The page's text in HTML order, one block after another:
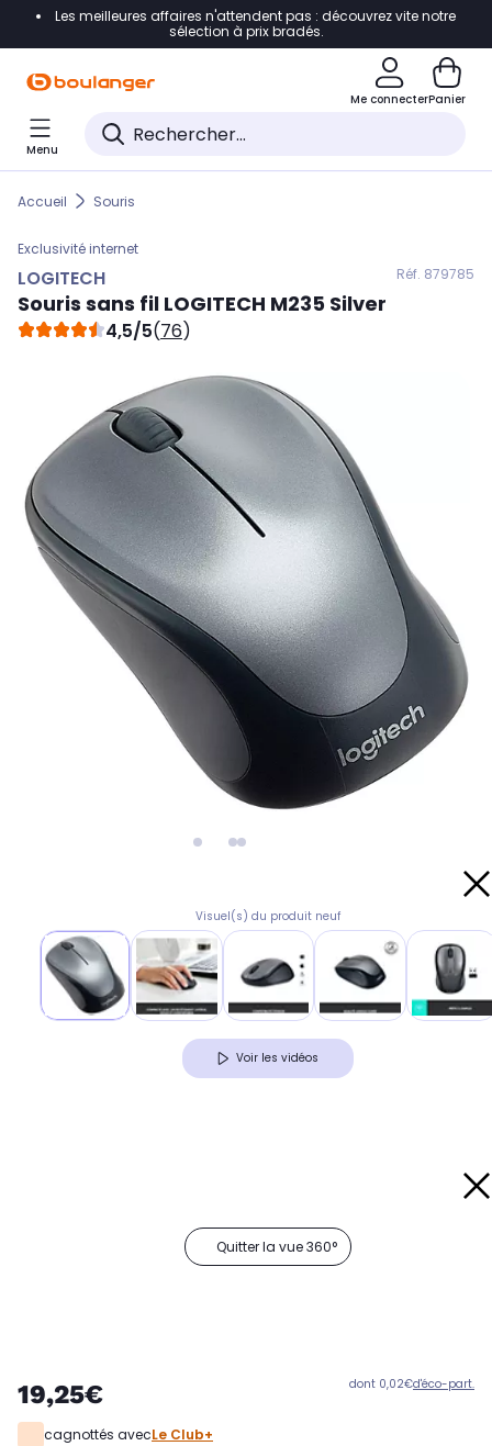
Accéder directement à la navigation
Accéder directement au pied de page
Accéder directement au chatbot
Les meilleures affaires n'attendent pas : découvrez vite notre
sélection à prix bradés.
Me connecterPanier
Menu
Accueil Souris
Exclusivité internet
LOGITECH Réf. 879785
Souris sans fil LOGITECH M235 Silver
4,5/5(76)
Visuel(s) du produit neuf
Voir les vidéos
Quitter la vue 360°
19,25€ dont 0,02€d'éco-part.
cagnottés avecLe Club+